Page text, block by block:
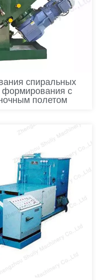
спиральных
с
полетом